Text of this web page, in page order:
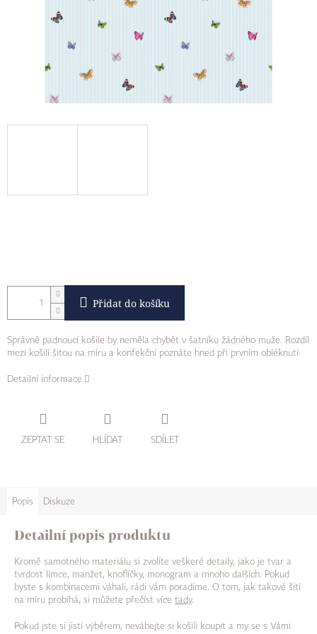
Přidat do košíku
Správně padnoucí košile by neměla chybět v šatníku žádného muže. Rozdíl
mezi košilí šitou na míru a konfekční poznáte hned při prvním obléknutí.
Detailní informace
ZEPTAT SE HLÍDAT SDÍLET
Popis Diskuze
Detailní popis produktu
Kromě samotného materiálu si zvolíte veškeré detaily, jako je tvar a
tvrdost límce, manžet, knoflíčky, monogram a mnoho dalších. Pokud
byste s kombinacemi váhali, rádi vám poradíme. O tom, jak takové šití
na míru probíhá, si můžete přečíst více tady.
Pokud jste si jistí výběrem, neváhejte si košili koupit a my se s Vámi